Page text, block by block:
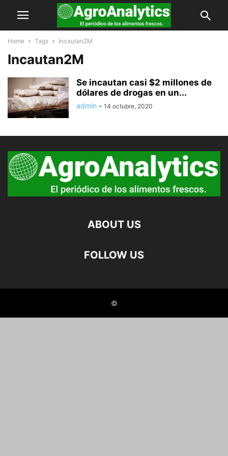
Home Tags Incautan2M
Incautan2M
Se incautan casi $2 millones de
dólares de drogas en un...
admin - 14 octubre, 2020
ABOUT US
FOLLOW US
©